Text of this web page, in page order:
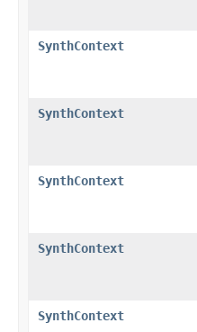
SynthContext
SynthContext
SynthContext
SynthContext
SynthContext